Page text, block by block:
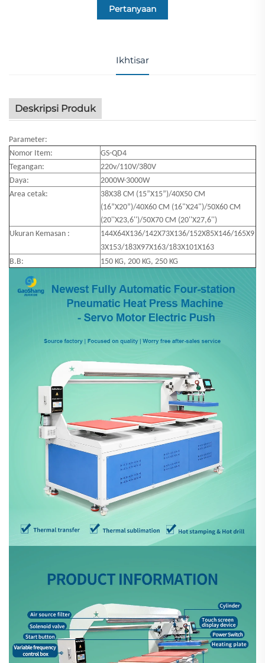
Pertanyaan
Ikhtisar
Deskripsi Produk
Parameter:
Nomor Item:
GS-QD4
Tegangan:
220v/110V/380V
Daya:
2000W-3000W
Area cetak:
38X38 CM (15”X15”)/40X50 CM
(16”X20”)/40X60 CM (16"X24")/50X60 CM
(20''X23,6'')/50X70 CM (20''X27,6'')
Ukuran Kemasan :
144X64X136/142X73X136/152X85X146/165X9
3X153/183X97X163/183X101X163
B.B:
150 KG, 200 KG, 250 KG